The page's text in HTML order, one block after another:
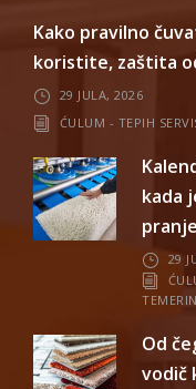
Kako pravilno
koristite, zaštita
29 JULA, 2026
ĆULUM - TEPIH
kada
pranje
29
TEMERIN
Od
vodič